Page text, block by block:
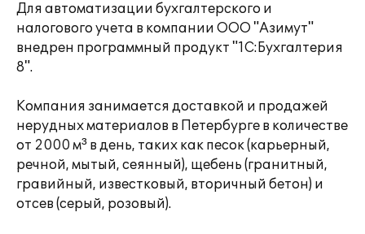
Для автоматизации бухгалтерского и
налогового учета в компании ООО "Азимут"
внедрен программный продукт "1C:Бухгалтерия
8".
Компания занимается доставкой и продажей
нерудных материалов в Петербурге в количестве
от 2000 м³ в день, таких как песок (карьерный,
речной, мытый, сеянный), щебень (гранитный,
гравийный, известковый, вторичный бетон) и
отсев (серый, розовый).